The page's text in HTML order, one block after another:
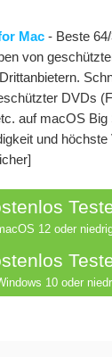
Mac - Beste
von
DVDs
auf macOS Big
und höchste
12 oder
10 oder